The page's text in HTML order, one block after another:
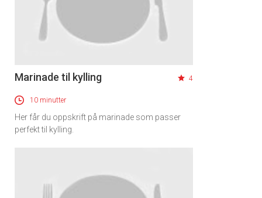
Marinade til kylling 4
10 minutter
Her får du oppskrift på marinade som passer
perfekt til kylling.